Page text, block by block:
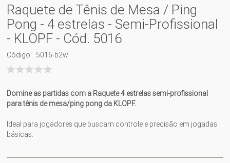
Raquete de Tênis de Mesa / Ping
Pong - 4 estrelas - Semi-Profissional
- KLOPF - Cód. 5016
Código
5016-b2w
Classificação:
Domine as partidas com a Raquete 4 estrelas semi-profissional
para tênis de mesa/ping pong da KLOPF.
Ideal para jogadores que buscam controle e precisão em jogadas
básicas.